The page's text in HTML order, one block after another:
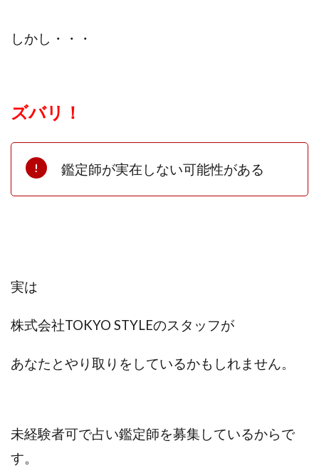
しかし・・・
ズバリ！
鑑定師が実在しない可能性がある
実は
株式会社TOKYO STYLEのスタッフが
あなたとやり取りをしているかもしれません。
未経験者可で占い鑑定師を募集しているからで
す。